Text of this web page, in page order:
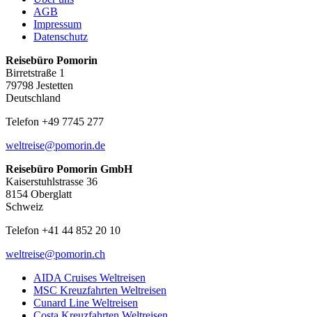
AGB
Impressum
Datenschutz
Reisebüro Pomorin
Birretstraße 1
79798 Jestetten
Deutschland
Telefon +49 7745 277
weltreise@pomorin.de
Reisebüro Pomorin GmbH
Kaiserstuhlstrasse 36
8154 Oberglatt
Schweiz
Telefon +41 44 852 20 10
weltreise@pomorin.ch
AIDA Cruises Weltreisen
MSC Kreuzfahrten Weltreisen
Cunard Line Weltreisen